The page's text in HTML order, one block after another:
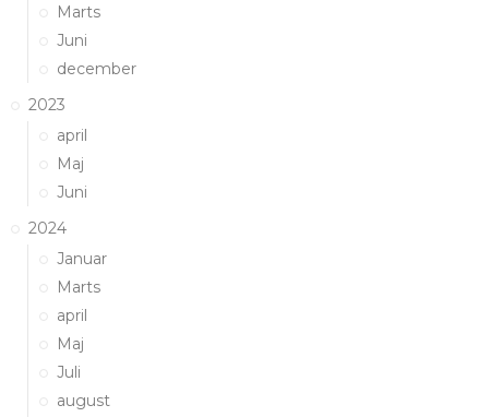
Marts
Juni
december
2023
april
Maj
Juni
2024
Januar
Marts
april
Maj
Juli
august